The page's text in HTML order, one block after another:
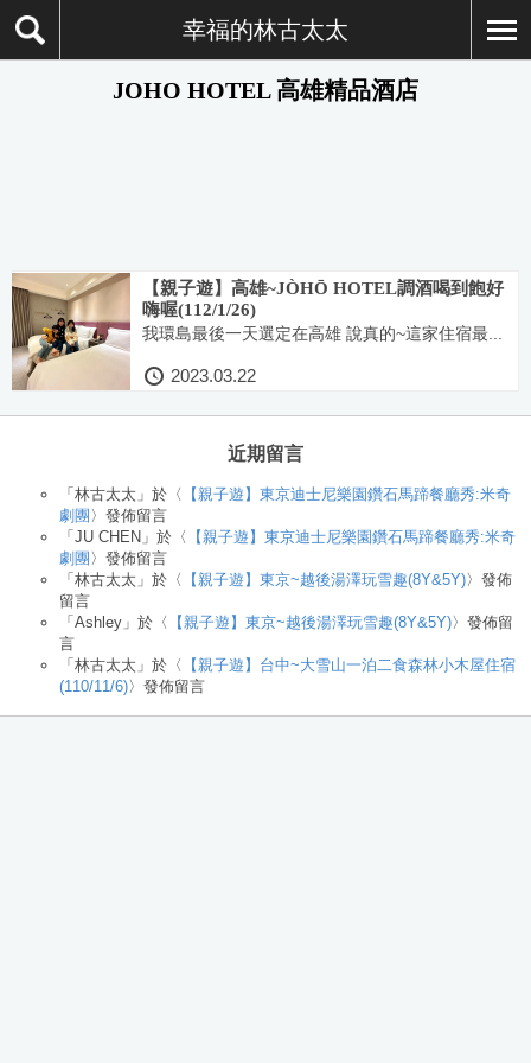
幸福的林古太太
JOHO HOTEL 高雄精品酒店
【親子遊】高雄~JÒHŌ HOTEL調酒喝到飽好
嗨喔(112/1/26)
我環島最後一天選定在高雄 說真的~這家住宿最...
2023.03.22
近期留言
「 林古太太 」於〈
【親子遊】東京迪士尼樂園鑽石馬蹄餐廳秀:米奇
劇團 〉發佈留言
「 JU CHEN 」於〈
【親子遊】東京迪士尼樂園鑽石馬蹄餐廳秀:米奇
劇團 〉發佈留言
「 林古太太 」於〈 【親子遊】東京~越後湯澤玩雪趣(8Y&5Y)〉發佈
留言
「 Ashley 」於〈 【親子遊】東京~越後湯澤玩雪趣(8Y&5Y)〉發佈留
言
「 林古太太 」於〈
【親子遊】台中~大雪山一泊二食森林小木屋住宿
(110/11/6)〉發佈留言